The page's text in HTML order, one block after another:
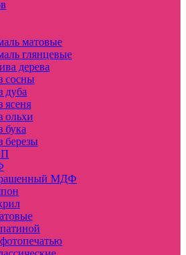
матовые
глянцевые
дерева
сосны
дуба
ясеня
ольхи
бука
березы
МДФ